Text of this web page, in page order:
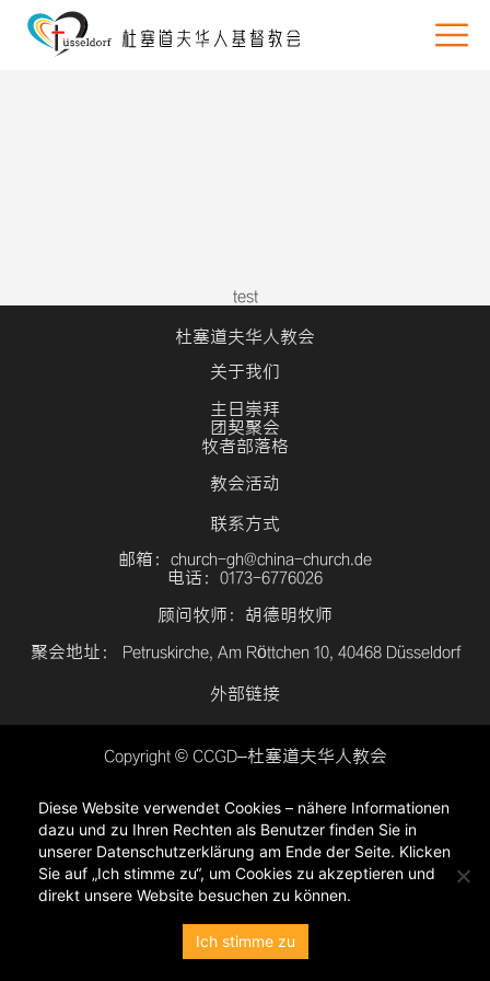
test
杜塞道夫华人教会
关于我们
主日崇拜
团契聚会
牧者部落格
教会活动
联系方式
邮箱：church-gh@china-church.de
电话：0173-6776026
顾问牧师：胡德明牧师
聚会地址： Petruskirche, Am Röttchen 10, 40468 Düsseldorf
外部链接
Copyright © CCGD–杜塞道夫华人教会
隐私政策
Diese Website verwendet Cookies – nähere Informationen
dazu und zu Ihren Rechten als Benutzer finden Sie in
unserer Datenschutzerklärung am Ende der Seite. Klicken
Sie auf „Ich stimme zu“, um Cookies zu akzeptieren und
direkt unsere Website besuchen zu können.
Ich stimme zu